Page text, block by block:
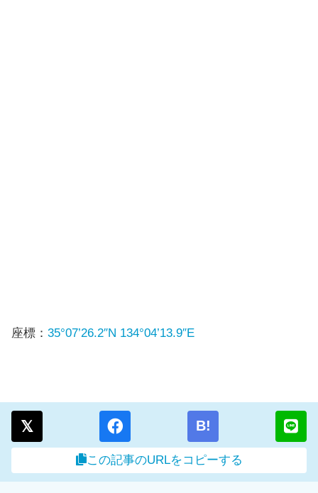
座標： 35°07’26.2″N 134°04’13.9″E
B!
この記事のURLをコピーする